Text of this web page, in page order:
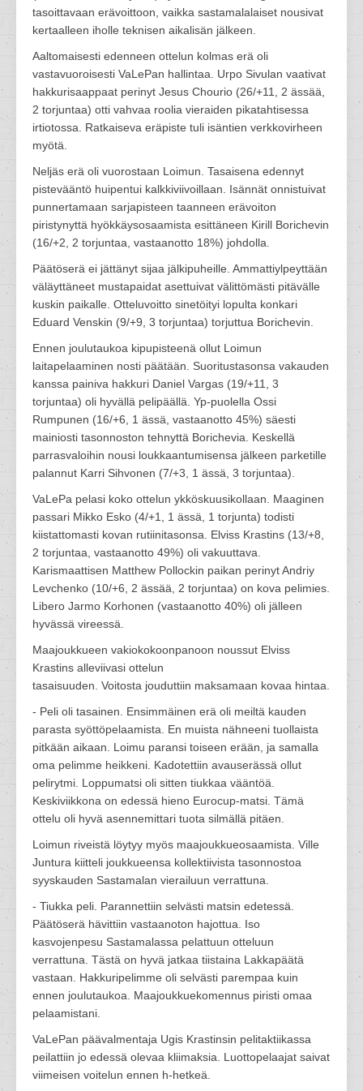
tasoittavaan erävoittoon, vaikka sastamalalaiset nousivat
kertaalleen iholle teknisen aikalisän jälkeen.
Aaltomaisesti edenneen ottelun kolmas erä oli
vastavuoroisesti VaLePan hallintaa. Urpo Sivulan vaativat
hakkurisaappaat perinyt Jesus Chourio (26/+11, 2 ässää,
2 torjuntaa) otti vahvaa roolia vieraiden pikatahtisessa
irtiotossa. Ratkaiseva eräpiste tuli isäntien verkkovirheen
myötä.
Neljäs erä oli vuorostaan Loimun. Tasaisena edennyt
pistevääntö huipentui kalkkiviivoillaan. Isännät onnistuivat
punnertamaan sarjapisteen taanneen erävoiton
piristynyttä hyökkäysosaamista esittäneen Kirill Borichevin
(16/+2, 2 torjuntaa, vastaanotto 18%) johdolla.
Päätöserä ei jättänyt sijaa jälkipuheille. Ammattiylpeyttään
väläyttäneet mustapaidat asettuivat välittömästi pitävälle
kuskin paikalle. Otteluvoitto sinetöityi lopulta konkari
Eduard Venskin (9/+9, 3 torjuntaa) torjuttua Borichevin.
Ennen joulutaukoa kipupisteenä ollut Loimun
laitapelaaminen nosti päätään. Suoritustasonsa vakauden
kanssa painiva hakkuri Daniel Vargas (19/+11, 3
torjuntaa) oli hyvällä pelipäällä. Yp-puolella Ossi
Rumpunen (16/+6, 1 ässä, vastaanotto 45%) säesti
mainiosti tasonnoston tehnyttä Borichevia. Keskellä
parrasvaloihin nousi loukkaantumisensa jälkeen parketille
palannut Karri Sihvonen (7/+3, 1 ässä, 3 torjuntaa).
VaLePa pelasi koko ottelun ykköskuusikollaan. Maaginen
passari Mikko Esko (4/+1, 1 ässä, 1 torjunta) todisti
kiistattomasti kovan rutiinitasonsa. Elviss Krastins (13/+8,
2 torjuntaa, vastaanotto 49%) oli vakuuttava.
Karismaattisen Matthew Pollockin paikan perinyt Andriy
Levchenko (10/+6, 2 ässää, 2 torjuntaa) on kova pelimies.
Libero Jarmo Korhonen (vastaanotto 40%) oli jälleen
hyvässä vireessä.
Maajoukkueen vakiokokoonpanoon noussut Elviss
Krastins alleviivasi ottelun
tasaisuuden. Voitosta jouduttiin maksamaan kovaa hintaa.
- Peli oli tasainen. Ensimmäinen erä oli meiltä kauden
parasta syöttöpelaamista. En muista nähneeni tuollaista
pitkään aikaan. Loimu paransi toiseen erään, ja samalla
oma pelimme heikkeni. Kadotettiin avauserässä ollut
pelirytmi. Loppumatsi oli sitten tiukkaa vääntöä.
Keskiviikkona on edessä hieno Eurocup-matsi. Tämä
ottelu oli hyvä asennemittari tuota silmällä pitäen.
Loimun riveistä löytyy myös maajoukkueosaamista. Ville
Juntura kiitteli joukkueensa kollektiivista tasonnostoa
syyskauden Sastamalan vierailuun verrattuna.
- Tiukka peli. Parannettiin selvästi matsin edetessä.
Päätöserä hävittiin vastaanoton hajottua. Iso
kasvojenpesu Sastamalassa pelattuun otteluun
verrattuna. Tästä on hyvä jatkaa tiistaina Lakkapäätä
vastaan. Hakkuripelimme oli selvästi parempaa kuin
ennen joulutaukoa. Maajoukkuekomennus piristi omaa
pelaamistani.
VaLePan päävalmentaja Ugis Krastinsin pelitaktiikassa
peilattiin jo edessä olevaa kliimaksia. Luottopelaajat saivat
viimeisen voitelun ennen h-hetkeä.